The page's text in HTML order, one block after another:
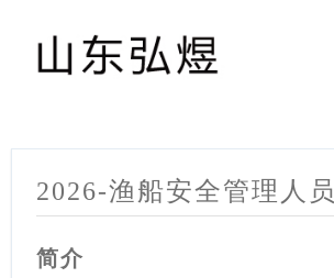
2026-渔船安全管理人员
简介